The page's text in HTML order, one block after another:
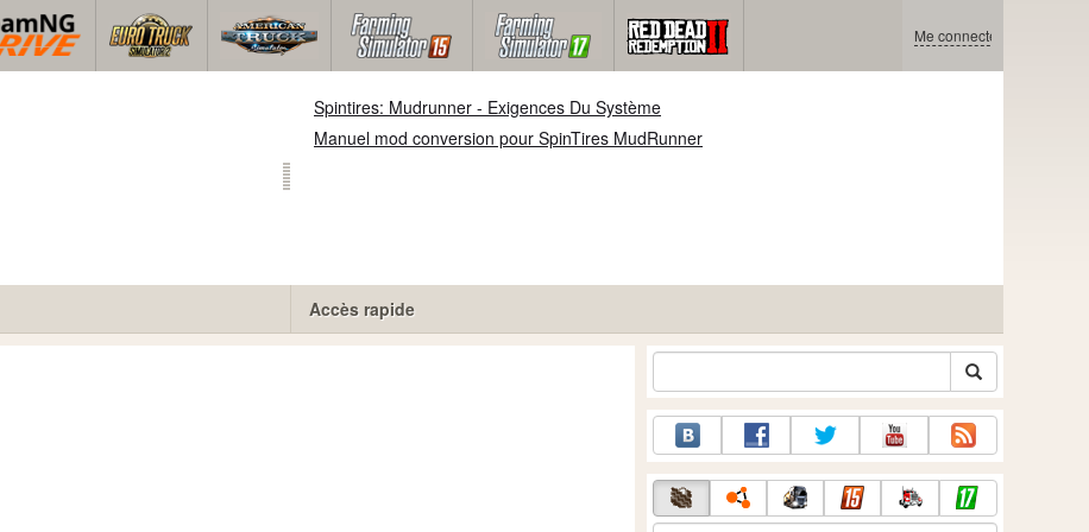
Me connecter
Spintires: Mudrunner - Exigences Du Système
Manuel mod conversion pour SpinTires MudRunner
Accès rapide